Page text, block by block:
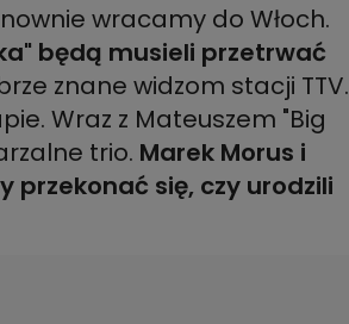
wracamy do Włoch.
będą musieli przetrwać
znane widzom stacji TTV.
Wraz z Mateuszem "Big
trio. Marek Morus i
przekonać się, czy urodzili